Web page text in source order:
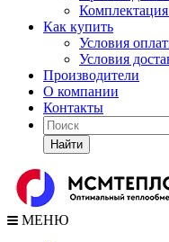
Как купить
Условия
Условия
Производители
О компании
Контакты
Найти
МЕНЮ